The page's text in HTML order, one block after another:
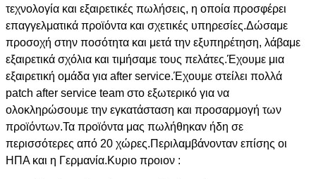
τεχνολογία και εξαιρετικές πωλήσεις, η οποία προσφέρει
επαγγελματικά προϊόντα και σχετικές υπηρεσίες.Δώσαμε
προσοχή στην ποσότητα και μετά την εξυπηρέτηση, λάβαμε
εξαιρετικά σχόλια και τιμήσαμε τους πελάτες.Έχουμε μια
εξαιρετική ομάδα για after service.Έχουμε στείλει πολλά
patch after service team στο εξωτερικό για να
ολοκληρώσουμε την εγκατάσταση και προσαρμογή των
προϊόντων.Τα προϊόντα μας πωλήθηκαν ήδη σε
περισσότερες από 20 χώρες.Περιλαμβάνονταν επίσης οι
ΗΠΑ και η Γερμανία.Κυριο προιον :